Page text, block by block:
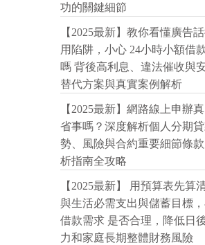
功的關鍵細節
【2025最新】教你看懂廣告
用陷阱，小心 24小時小額借
嗎 背後高利息、違法催收與
替代方案與真實案例解析
【2025最新】網路線上申辦
省事嗎？深度解析個人分期
勢、風險與合約重要細節條
析指南全攻略
【2025最新】 用預算表先算
與生活必需支出與儲蓄目標
借款需求 是否合理，降低日
力和家庭長期整體財務風險